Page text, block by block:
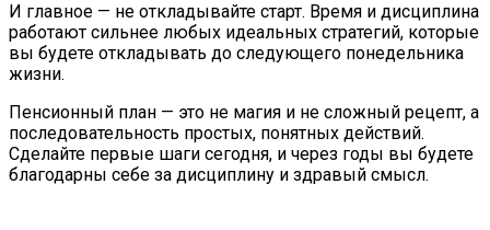
И главное — не откладывайте старт. Время и дисциплина
работают сильнее любых идеальных стратегий, которые
вы будете откладывать до следующего понедельника
жизни.
Пенсионный план — это не магия и не сложный рецепт, а
последовательность простых, понятных действий.
Сделайте первые шаги сегодня, и через годы вы будете
благодарны себе за дисциплину и здравый смысл.